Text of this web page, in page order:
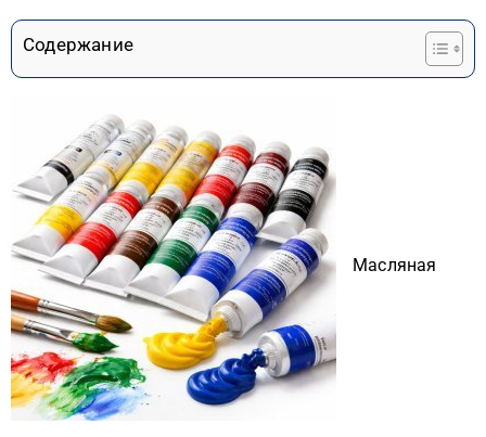
Содержание
Масляная